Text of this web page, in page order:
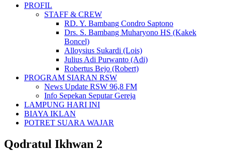
PROFIL
STAFF & CREW
RD. Y. Bambang Condro Saptono
Drs. S. Bambang Muharyono HS (Kakek
Boncel)
Alloysius Sukardi (Lois)
Julius Adi Purwanto (Adi)
Robertus Bejo (Robert)
PROGRAM SIARAN RSW
News Update RSW 96,8 FM
Info Sepekan Seputar Gereja
LAMPUNG HARI INI
BIAYA IKLAN
POTRET SUARA WAJAR
Qodratul Ikhwan 2